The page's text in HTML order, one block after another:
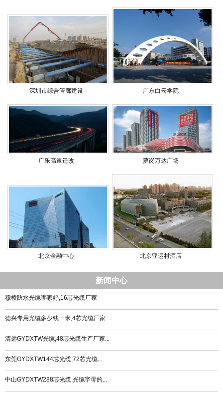
深圳市综合管廊建设 广东白云学院
广乐高速迁改 萝岗万达广场
北京金融中心 北京亚运村酒店
新闻中心
穆棱防水光缆哪家好,16芯光缆厂家
德兴专用光缆多少钱一米,4芯光缆厂家
清远GYDXTW光缆,48芯光缆生产厂家...
东莞GYDXTW144芯光缆,72芯光缆...
中山GYDXTW288芯光缆,光缆字母的...